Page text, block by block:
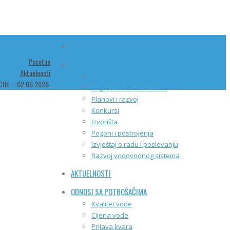
Organizaciona struktura
Planovi i razvoj
Konkursi
Izvorišta
Pogoni i postrojenja
Izvještaj o radu i poslovanju
Razvoj vodovodnog sistema
AKTUELNOSTI
ODNOSI SA POTROŠAČIMA
Kvalitet vode
Cijena vode
Prijava kvara
Pocetna
Aktuelnosti
– 02.06.2026.